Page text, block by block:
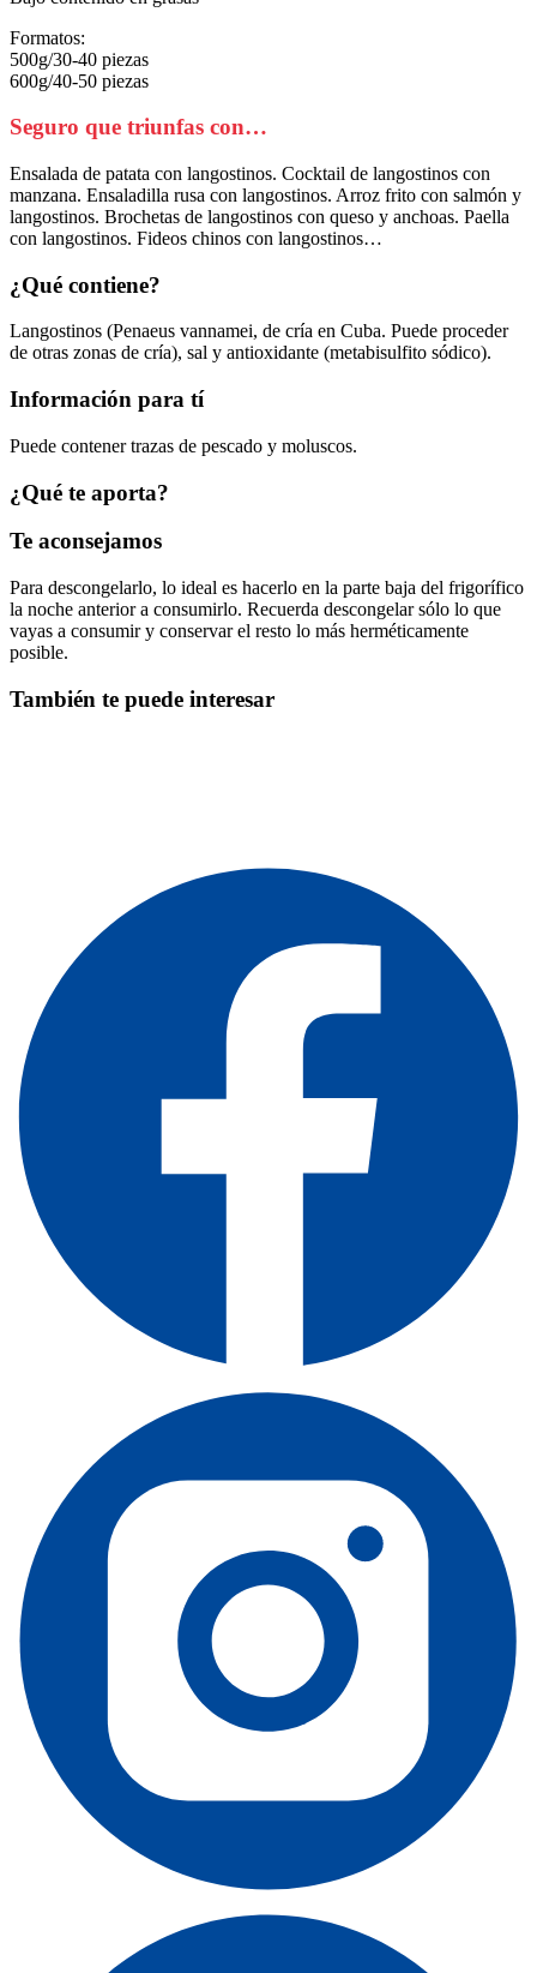
Formatos:
500g/30-40 piezas
600g/40-50 piezas
Seguro que triunfas con…
Ensalada de patata con langostinos. Cocktail de langostinos con
manzana. Ensaladilla rusa con langostinos. Arroz frito con salmón y
langostinos. Brochetas de langostinos con queso y anchoas. Paella
con langostinos. Fideos chinos con langostinos…
¿Qué contiene?
Langostinos (Penaeus vannamei, de cría en Cuba. Puede proceder
de otras zonas de cría), sal y antioxidante (metabisulfito sódico).
Información para tí
Puede contener trazas de pescado y moluscos.
¿Qué te aporta?
Te aconsejamos
Para descongelarlo, lo ideal es hacerlo en la parte baja del frigorífico
la noche anterior a consumirlo. Recuerda descongelar sólo lo que
vayas a consumir y conservar el resto lo más herméticamente
posible.
También te puede interesar